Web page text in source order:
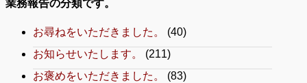
業務報告の分類です。
お尋ねをいただきました。
(40)
お知らせいたします。
(211)
お褒めをいただきました。
(83)